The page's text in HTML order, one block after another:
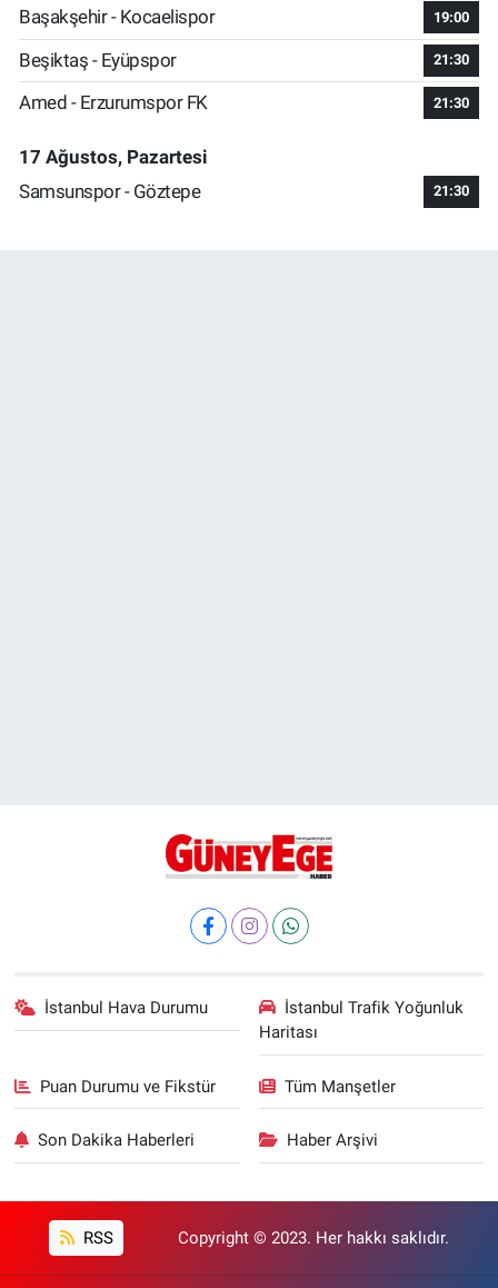
Başakşehir - Kocaelispor
19:00
Beşiktaş - Eyüpspor 21:30
Amed - Erzurumspor FK 21:30
17 Ağustos, Pazartesi
Samsunspor - Göztepe
21:30
İstanbul Hava Durumu
İstanbul Trafik Yoğunluk
Haritası
Puan Durumu ve Fikstür Tüm Manşetler
Son Dakika Haberleri Haber Arşivi
RSS Copyright © 2023. Her hakkı saklıdır.